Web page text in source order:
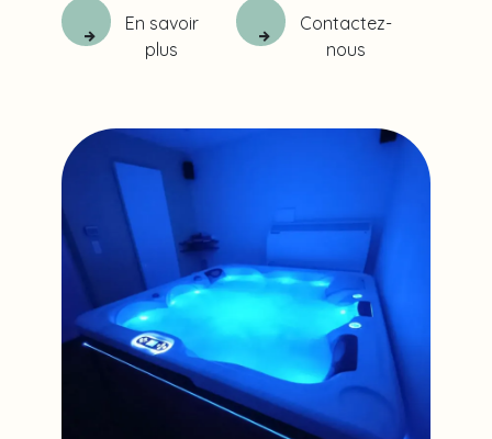
En savoir
plus
Contactez-
nous